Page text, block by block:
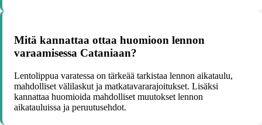
Mitä kannattaa ottaa huomioon lennon
varaamisessa Cataniaan?
Lentolippua varatessa on tärkeää tarkistaa lennon aikataulu,
mahdolliset välilaskut ja matkatavararajoitukset. Lisäksi
kannattaa huomioida mahdolliset muutokset lennon
aikatauluissa ja peruutusehdot.